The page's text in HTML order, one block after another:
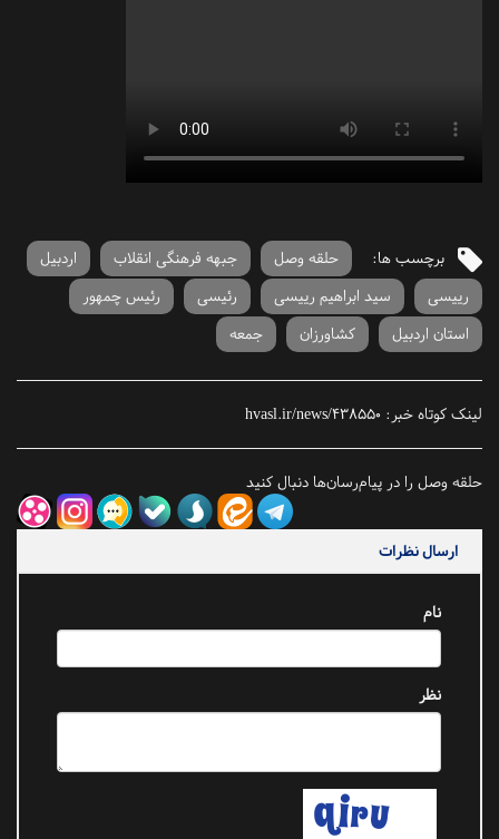
برچسب ها: حلقه وصل جبهه فرهنگی انقلاب
اردبیل
رییسی
سید ابراهیم رییسی رئیسی
رئیس چمهور
استان اردبیل
کشاورزان جمعه
لینک کوتاه خبر: hvasl.ir/news/438550
حلقه وصل را در پیام‌رسان‌ها دنبال کنید
ارسال نظرات
نام
نظر